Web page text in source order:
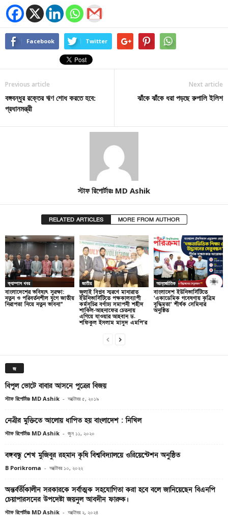
Facebook Twitter
Previous article
বঙ্গবন্ধুর রক্তের ঋণ শোধ করতে হবে:
প্রধানমন্ত্রী
Next article
ঝাঁকে ঝাঁকে ধরা পড়ছে রুপালি ইলিশ
স্টাফ রিপোর্টারঃ MD Ashik
RELATED ARTICLES MORE FROM AUTHOR
ক্যাম্পাস খবর
বাংলাদেশের ভবিষ্যৎ সুরক্ষা:
নতুন ও পরিবর্তনশীল যুগে জাতীয়
নিরাপত্তা নিয়ে নতুন ভাবনা”
জাতীয়
জুলাই বিপ্লব স্মরণে মানারাত
ইউনিভার্সিটিতে পক্ষকালব্যাপী
কর্মসূচির বর্ণাঢ্য সমাপনী শহীদ
শাকিল-আহনাফের চেতনায়
এগিয়ে যাওয়ার আহবান ড.
শফিকুল ইসলাম মাসুদ এমপি’র
আন্তর্জাতিক
বাংলাদেশ ইউনিভার্সিটিতে
‘একাডেমিক গবেষণায় কৃত্রিম
বুদ্ধিমত্তা’ শীর্ষক সেমিনার
অনুষ্ঠিত
জ
বিপুল ভোটে বাবার আসনে পুত্রের বিজয়
স্টাফ রিপোর্টারঃ MD Ashik - অক্টোবর ৫, ২০১৯
নেত্রীর মুক্তিতে আলোয় ধাপিত হয় বাংলাদেশ : নিখিল
স্টাফ রিপোর্টারঃ MD Ashik - জুন ১১, ২০২০
বঙ্গবন্ধু শেখ মুজিবুর রহমান কৃষি বিশ্ববিদ্যালয়ে ওরিয়েন্টেশন অনুষ্ঠিত
B Porikroma - অক্টোবর ১০, ২০২২
অন্তর্বর্তীকালীন সরকারকে সর্বাত্মক সহযোগিতা করা হবে বলে জানিয়েছেন বিএনপি
চেয়াপারসনের উপদেষ্টা জয়নুল আবদীন ফারুক।
স্টাফ রিপোর্টারঃ MD Ashik - অক্টোবর ২, ২০২৪